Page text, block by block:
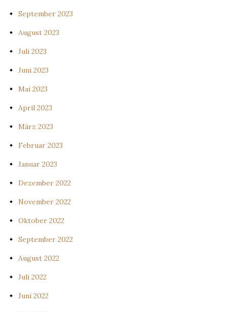
September 2023
August 2023
Juli 2023
Juni 2023
Mai 2023
April 2023
März 2023
Februar 2023
Januar 2023
Dezember 2022
November 2022
Oktober 2022
September 2022
August 2022
Juli 2022
Juni 2022